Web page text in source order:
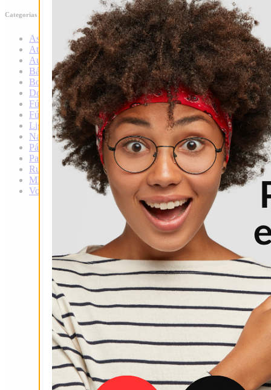
Categorias
Ascenso
Atletismo
Automovilismo
Básquet
Boxeo
Douglas
Fútbol
Fútbol local
Liga infantil de fútbol
Natación
Pádel
Patín
Rugby
MMA
Voley